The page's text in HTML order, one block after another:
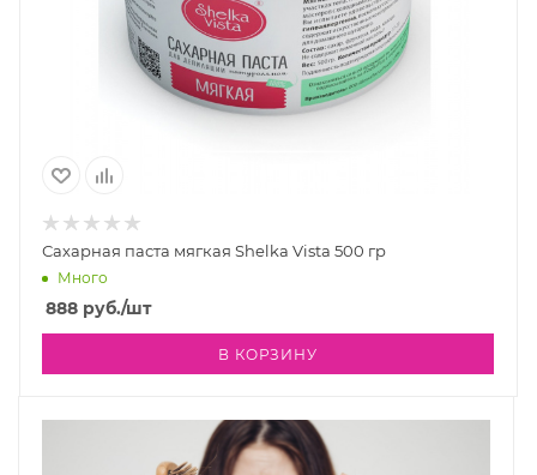
Сахарная паста мягкая Shelka Vista 500 гр
Много
888 руб./шт
В КОРЗИНУ